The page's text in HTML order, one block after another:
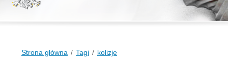
Strona główna Tagi kolizje